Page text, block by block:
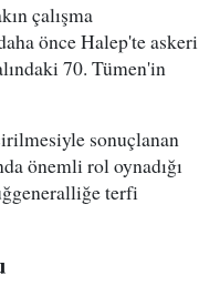
çalışma
önce Halep'te askeri
70. Tümen'in
sonuçlanan
önemli rol oynadığı
terfi